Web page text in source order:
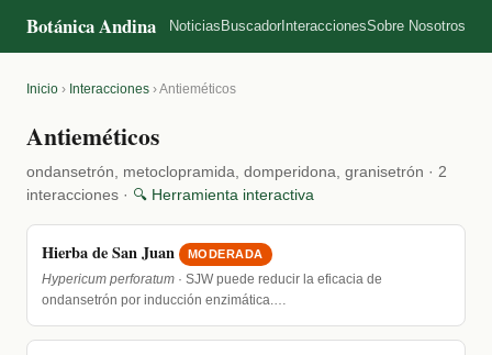
Botánica Andina Noticias Buscador InteraccionesSobre Nosotros
Inicio › Interacciones ›Antieméticos
Antieméticos
ondansetrón, metoclopramida, domperidona, granisetrón · 2
interacciones · 🔍 Herramienta interactiva
Hierba de San Juan MODERADA
Hypericum perforatum· SJW puede reducir la eficacia de
ondansetrón por inducción enzimática.…